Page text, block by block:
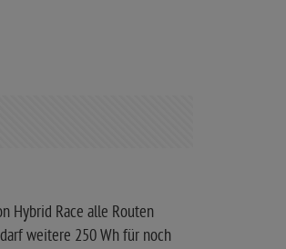
Hybrid Race alle Routen
weitere 250 Wh für noch